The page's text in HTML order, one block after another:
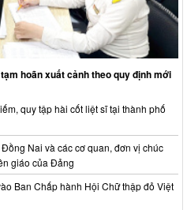
hoãn xuất cảnh theo quy định mới
quy tập hài cốt liệt sĩ tại thành phố
Nai và các cơ quan, đơn vị chúc
giáo của Đảng
Ban Chấp hành Hội Chữ thập đỏ Việt